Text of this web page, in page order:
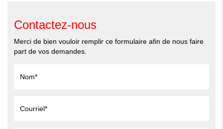
Contactez-nous
Merci de bien vouloir remplir ce formulaire afin de nous faire
part de vos demandes.